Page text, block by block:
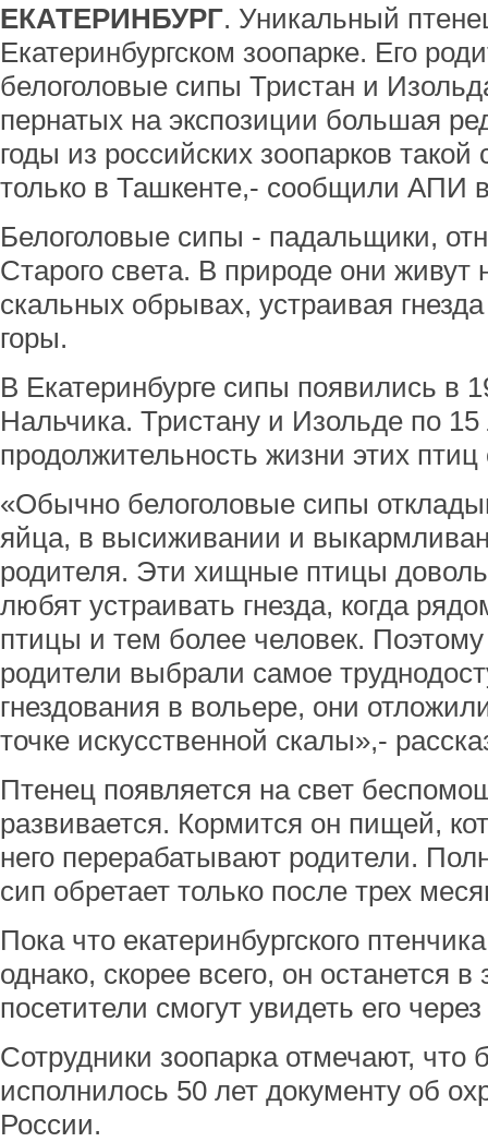
ЕКАТЕРИНБУРГ. Уникальный
Екатеринбургском зоопарке. Его
белоголовые сипы Тристан и
пернатых на экспозиции большая
годы из российских зоопарков такой
только в Ташкенте,- сообщили АПИ
Белоголовые сипы - падальщики,
Старого света. В природе они живут
скальных обрывах, устраивая
горы.
В Екатеринбурге сипы появились в
Нальчика. Тристану и Изольде по 15
продолжительность жизни этих птиц
«Обычно белоголовые сипы
яйца, в высиживании и
родителя. Эти хищные птицы
любят устраивать гнезда, когда
птицы и тем более человек.
родители выбрали самое
гнездования в вольере, они
точке искусственной скалы»,-
Птенец появляется на свет
развивается. Кормится он пищей,
него перерабатывают родители.
сип обретает только после трех
Пока что екатеринбургского
однако, скорее всего, он останется
посетители смогут увидеть его
Сотрудники зоопарка отмечают, что
исполнилось 50 лет документу об
России.